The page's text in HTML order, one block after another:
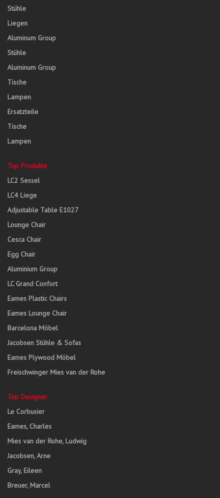
Stühle
Liegen
Aluminum Group
Stühle
Aluminum Group
Tische
Lampen
Ersatzteile
Tische
Lampen
Top Produkte
LC2 Sessel
LC4 Liege
Adjustable Table E1027
Lounge Chair
Cesca Chair
Egg Chair
Aluminium Group
LC Grand Confort
Eames Plastic Chairs
Eames Lounge Chair
Barcelona Möbel
Jacobsen Stühle & Sofas
Eames Plywood Möbel
Freischwinger Mies van der Rohe
Top Designer
Le Corbusier
Eames, Charles
Mies van der Rohe, Ludwig
Jacobsen, Arne
Gray, Eileen
Breuer, Marcel